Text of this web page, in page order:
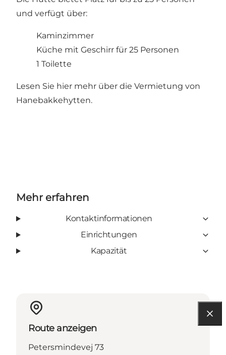
und verfügt über:
Kaminzimmer
Küche mit Geschirr für 25 Personen
1 Toilette
Lesen Sie hier mehr über die Vermietung von
Hanebakkehytten.
Mehr erfahren
Kontaktinformationen
Einrichtungen
Kapazität
Route anzeigen
Petersmindevej 73